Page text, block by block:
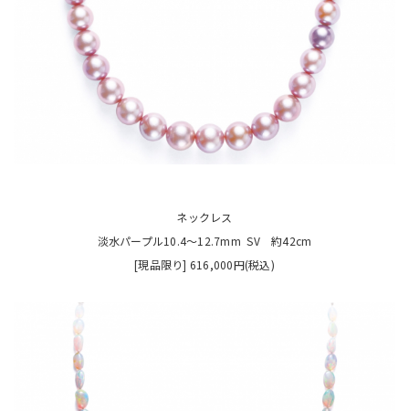
ネックレス
淡水パープル10.4〜12.7mm SV 約42cm
[現品限り] 616,000円(税込)